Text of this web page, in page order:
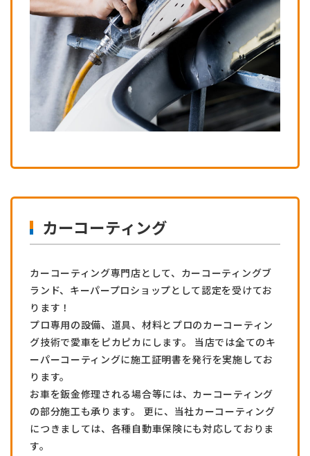
カーコーティング
カーコーティング専門店として、カーコーティングブ
ランド、キーパープロショップとして認定を受けてお
ります！
プロ専用の設備、道具、材料とプロのカーコーティン
グ技術で愛車をピカピカにします。 当店では全てのキ
ーパーコーティングに施工証明書を発行を実施してお
ります。
お車を鈑金修理される場合等には、カーコーティング
の部分施工も承ります。 更に、当社カーコーティング
につきましては、各種自動車保険にも対応しておりま
す。